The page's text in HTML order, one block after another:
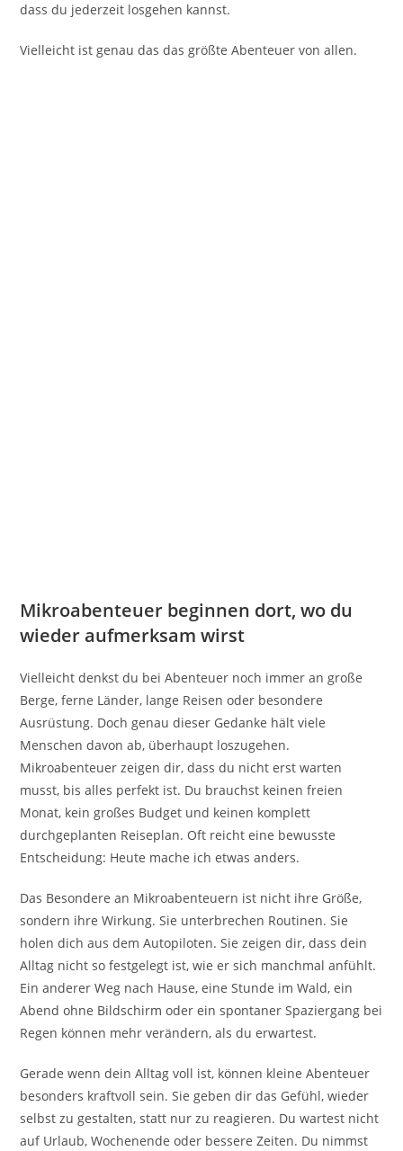
dass du jederzeit losgehen kannst.
Vielleicht ist genau das das größte Abenteuer von allen.
Mikroabenteuer beginnen dort, wo du
wieder aufmerksam wirst
Vielleicht denkst du bei Abenteuer noch immer an große
Berge, ferne Länder, lange Reisen oder besondere
Ausrüstung. Doch genau dieser Gedanke hält viele
Menschen davon ab, überhaupt loszugehen.
Mikroabenteuer zeigen dir, dass du nicht erst warten
musst, bis alles perfekt ist. Du brauchst keinen freien
Monat, kein großes Budget und keinen komplett
durchgeplanten Reiseplan. Oft reicht eine bewusste
Entscheidung: Heute mache ich etwas anders.
Das Besondere an Mikroabenteuern ist nicht ihre Größe,
sondern ihre Wirkung. Sie unterbrechen Routinen. Sie
holen dich aus dem Autopiloten. Sie zeigen dir, dass dein
Alltag nicht so festgelegt ist, wie er sich manchmal anfühlt.
Ein anderer Weg nach Hause, eine Stunde im Wald, ein
Abend ohne Bildschirm oder ein spontaner Spaziergang bei
Regen können mehr verändern, als du erwartest.
Gerade wenn dein Alltag voll ist, können kleine Abenteuer
besonders kraftvoll sein. Sie geben dir das Gefühl, wieder
selbst zu gestalten, statt nur zu reagieren. Du wartest nicht
auf Urlaub, Wochenende oder bessere Zeiten. Du nimmst